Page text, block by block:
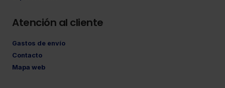
Atención al cliente
Gastos de envío
Contacto
Mapa web